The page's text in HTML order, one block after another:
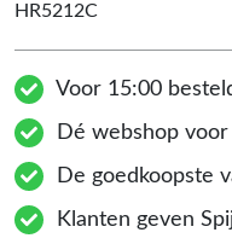
HR5212C
Voor 15:00
Dé webshop
De goedkoopste
Klanten geven